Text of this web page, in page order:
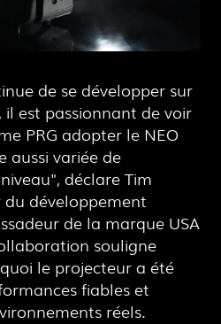
de se développer sur
est passionnant de voir
PRG adopter le NEO
aussi variée de
déclare Tim
développement
de la marque USA
souligne
le projecteur a été
fiables et
réels.